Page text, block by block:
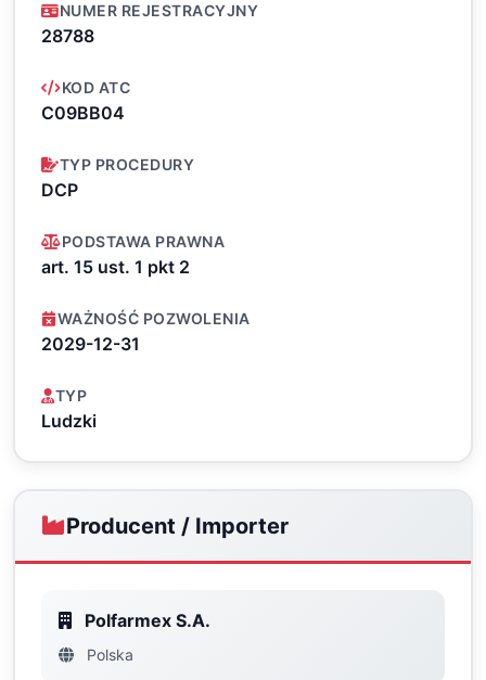
NUMER REJESTRACYJNY
28788
KOD ATC
C09BB04
TYP PROCEDURY
DCP
PODSTAWA PRAWNA
art. 15 ust. 1 pkt 2
WAŻNOŚĆ POZWOLENIA
2029-12-31
TYP
Ludzki
Producent / Importer
Polfarmex S.A.
Polska